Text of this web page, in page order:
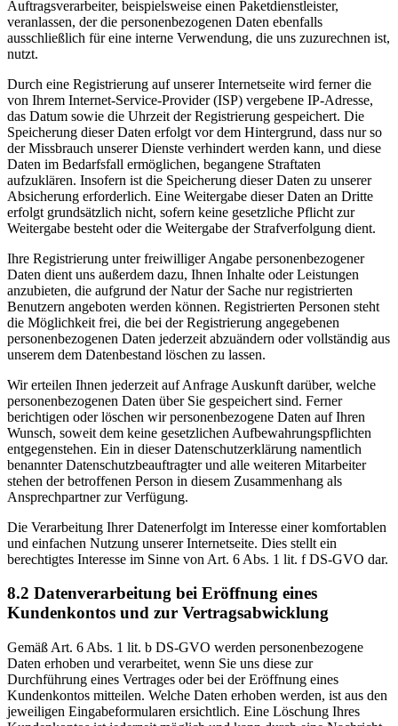
Auftragsverarbeiter, beispielsweise einen Paketdienstleister,
veranlassen, der die personenbezogenen Daten ebenfalls
ausschließlich für eine interne Verwendung, die uns zuzurechnen ist,
nutzt.
Durch eine Registrierung auf unserer Internetseite wird ferner die
von Ihrem Internet-Service-Provider (ISP) vergebene IP-Adresse,
das Datum sowie die Uhrzeit der Registrierung gespeichert. Die
Speicherung dieser Daten erfolgt vor dem Hintergrund, dass nur so
der Missbrauch unserer Dienste verhindert werden kann, und diese
Daten im Bedarfsfall ermöglichen, begangene Straftaten
aufzuklären. Insofern ist die Speicherung dieser Daten zu unserer
Absicherung erforderlich. Eine Weitergabe dieser Daten an Dritte
erfolgt grundsätzlich nicht, sofern keine gesetzliche Pflicht zur
Weitergabe besteht oder die Weitergabe der Strafverfolgung dient.
Ihre Registrierung unter freiwilliger Angabe personenbezogener
Daten dient uns außerdem dazu, Ihnen Inhalte oder Leistungen
anzubieten, die aufgrund der Natur der Sache nur registrierten
Benutzern angeboten werden können. Registrierten Personen steht
die Möglichkeit frei, die bei der Registrierung angegebenen
personenbezogenen Daten jederzeit abzuändern oder vollständig aus
unserem dem Datenbestand löschen zu lassen.
Wir erteilen Ihnen jederzeit auf Anfrage Auskunft darüber, welche
personenbezogenen Daten über Sie gespeichert sind. Ferner
berichtigen oder löschen wir personenbezogene Daten auf Ihren
Wunsch, soweit dem keine gesetzlichen Aufbewahrungspflichten
entgegenstehen. Ein in dieser Datenschutzerklärung namentlich
benannter Datenschutzbeauftragter und alle weiteren Mitarbeiter
stehen der betroffenen Person in diesem Zusammenhang als
Ansprechpartner zur Verfügung.
Die Verarbeitung Ihrer Datenerfolgt im Interesse einer komfortablen
und einfachen Nutzung unserer Internetseite. Dies stellt ein
berechtigtes Interesse im Sinne von Art. 6 Abs. 1 lit. f DS-GVO dar.
8.2 Datenverarbeitung bei Eröffnung eines
Kundenkontos und zur Vertragsabwicklung
Gemäß Art. 6 Abs. 1 lit. b DS-GVO werden personenbezogene
Daten erhoben und verarbeitet, wenn Sie uns diese zur
Durchführung eines Vertrages oder bei der Eröffnung eines
Kundenkontos mitteilen. Welche Daten erhoben werden, ist aus den
jeweiligen Eingabeformularen ersichtlich. Eine Löschung Ihres